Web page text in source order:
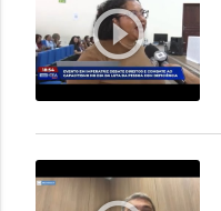
play_circle_outline